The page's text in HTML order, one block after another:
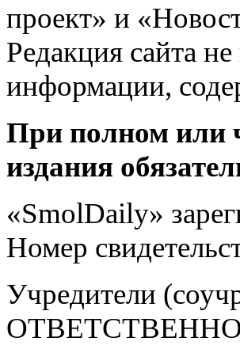
проект» и
Редакция сайта
информации,
При полном или
издания
«SmolDaily»
Номер
Учредители